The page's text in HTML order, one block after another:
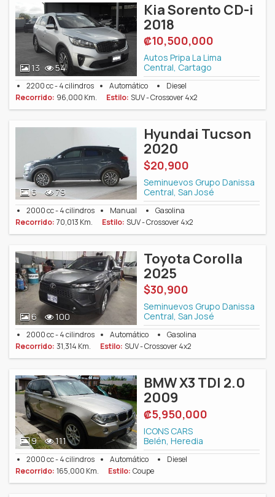
13 54
Kia Sorento CD-i
2018
‎₡10,500,000
Autos Pripa La Lima
Central, Cartago
2200 cc - 4 cilindros Automático
Diesel
Recorrido: 96,000 Km. Estilo: SUV - Crossover 4x2
6 79
Hyundai Tucson
2020
$20,900
Seminuevos Grupo Danissa
Central, San José
2000 cc - 4 cilindros Manual
Gasolina
Recorrido: 70,013 Km. Estilo: SUV - Crossover 4x2
6 100
Toyota Corolla
2025
$30,900
Seminuevos Grupo Danissa
Central, San José
2000 cc - 4 cilindros Automático
Gasolina
Recorrido: 31,314 Km. Estilo: SUV - Crossover 4x2
9 111
BMW X3 TDI 2.0
2009
‎₡5,950,000
ICONS CARS
Belén, Heredia
2000 cc - 4 cilindros Automático
Diesel
Recorrido: 165,000 Km. Estilo: Coupe